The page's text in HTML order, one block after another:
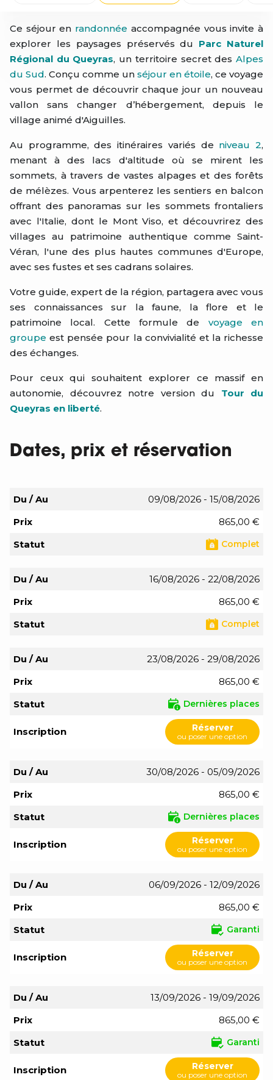
Ce séjour en randonnée accompagnée vous invite à
explorer les paysages préservés du Parc Naturel
Régional du Queyras, un territoire secret desAlpes
du Sud. Conçu comme un séjour en étoile, ce voyage
vous permet de découvrir chaque jour un nouveau
vallon sans changer d’hébergement, depuis le
village animé d'Aiguilles.
Au programme, des itinéraires variés de niveau 2,
menant à des lacs d'altitude où se mirent les
sommets, à travers de vastes alpages et des forêts
de mélèzes. Vous arpenterez les sentiers en balcon
offrant des panoramas sur les sommets frontaliers
avec l'Italie, dont le Mont Viso, et découvrirez des
villages au patrimoine authentique comme Saint-
Véran, l'une des plus hautes communes d'Europe,
avec ses fustes et ses cadrans solaires.
Votre guide, expert de la région, partagera avec vous
ses connaissances sur la faune, la flore et le
patrimoine local. Cette formule de voyage en
groupe est pensée pour la convivialité et la richesse
des échanges.
Pour ceux qui souhaitent explorer ce massif en
autonomie, découvrez notre version du Tour du
Queyras en liberté.
Dates, prix et réservation
Du / Au
09/08/2026 - 15/08/2026
Prix
865,00 €
Statut
Complet
Du / Au
16/08/2026 - 22/08/2026
Prix
865,00 €
Statut
Complet
Du / Au
23/08/2026 - 29/08/2026
Prix
865,00 €
Statut
Dernières places
Inscription Réserver
ou poser une option
Du / Au
30/08/2026 - 05/09/2026
Prix
865,00 €
Statut
Dernières places
Inscription Réserver
ou poser une option
Du / Au
06/09/2026 - 12/09/2026
Prix
865,00 €
Statut
Garanti
Inscription Réserver
ou poser une option
Du / Au
13/09/2026 - 19/09/2026
Prix
865,00 €
Statut
Garanti
Inscription Réserver
ou poser une option